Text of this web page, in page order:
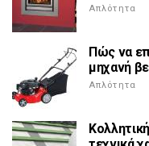
Απλότητα
Πώς να
μηχανή
Απλότητα